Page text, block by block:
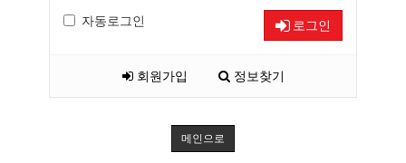
자동로그인 로그인
회원가입 정보찾기
메인으로